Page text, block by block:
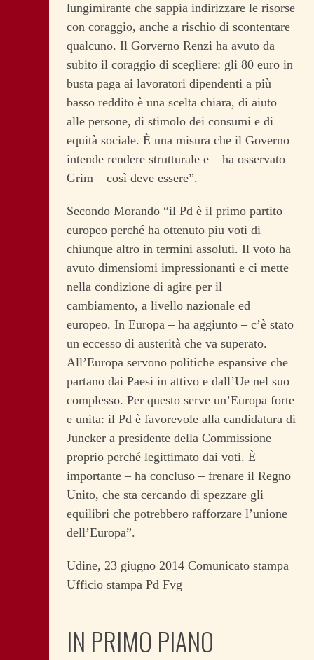
lungimirante che sappia indirizzare le risorse
con coraggio, anche a rischio di scontentare
qualcuno. Il Gorverno Renzi ha avuto da
subito il coraggio di scegliere: gli 80 euro in
busta paga ai lavoratori dipendenti a più
basso reddito è una scelta chiara, di aiuto
alle persone, di stimolo dei consumi e di
equità sociale. È una misura che il Governo
intende rendere strutturale e – ha osservato
Grim – così deve essere”.
Secondo Morando “il Pd è il primo partito
europeo perché ha ottenuto piu voti di
chiunque altro in termini assoluti. Il voto ha
avuto dimensiomi impressionanti e ci mette
nella condizione di agire per il
cambiamento, a livello nazionale ed
europeo. In Europa – ha aggiunto – c’è stato
un eccesso di austerità che va superato.
All’Europa servono politiche espansive che
partano dai Paesi in attivo e dall’Ue nel suo
complesso. Per questo serve un’Europa forte
e unita: il Pd è favorevole alla candidatura di
Juncker a presidente della Commissione
proprio perché legittimato dai voti. È
importante – ha concluso – frenare il Regno
Unito, che sta cercando di spezzare gli
equilibri che potrebbero rafforzare l’unione
dell’Europa”.
Udine, 23 giugno 2014 Comunicato stampa
Ufficio stampa Pd Fvg
IN PRIMO PIANO